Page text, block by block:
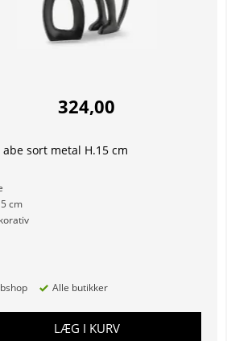
324,00
abe sort metal H.15 cm
cm
Alle butikker
LÆG I KURV